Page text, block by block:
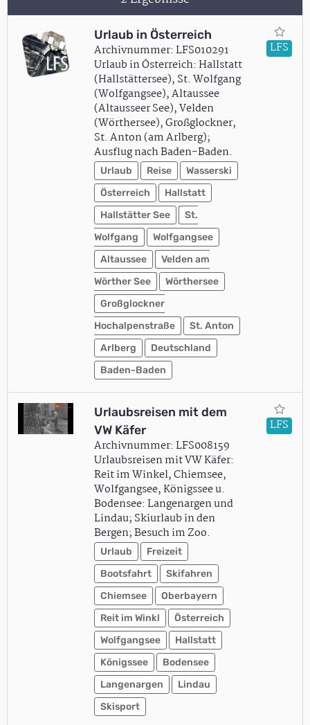
Urlaub in Österreich
Archivnummer: LFS010291
Urlaub in Österreich: Hallstatt
(Hallstättersee), St. Wolfgang
(Wolfgangsee), Altaussee
(Altausseer See), Velden
(Wörthersee), Großglockner,
St. Anton (am Arlberg);
Ausflug nach Baden-Baden.
Urlaub Reise
Wasserski
Österreich
Hallstatt
Hallstätter See
St.
Wolfgang
Wolfgangsee
Altaussee
Velden am
Wörther See
Wörthersee
Großglockner
Hochalpenstraße
St. Anton
Arlberg
Deutschland
Baden-Baden
LFS
Urlaubsreisen mit dem
VW Käfer
Archivnummer: LFS008159
Urlaubsreisen mit VW Käfer:
Reit im Winkel, Chiemsee,
Wolfgangsee, Königssee u.
Bodensee: Langenargen und
Lindau; Skiurlaub in den
Bergen; Besuch im Zoo.
Urlaub
Freizeit
Bootsfahrt
Skifahren
Chiemsee
Oberbayern
Reit im Winkl
Österreich
Wolfgangsee
Hallstatt
Königssee
Bodensee
Langenargen
Lindau
Skisport
LFS